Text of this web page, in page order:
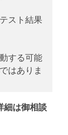
スト結果
する可能
はありま
は御相談